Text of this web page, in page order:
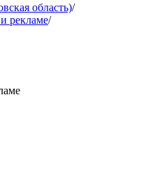
область)/
рекламе/